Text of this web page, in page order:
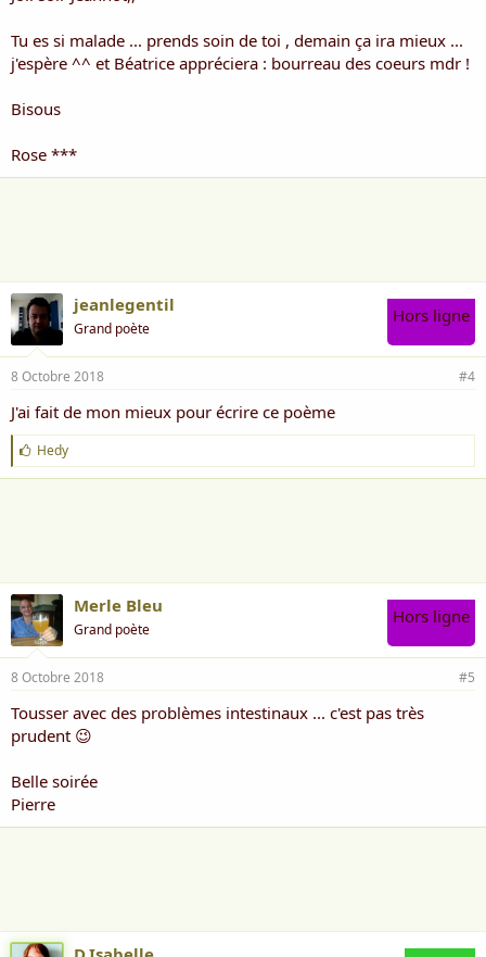
Tu es si malade ... prends soin de toi , demain ça ira mieux ...
j'espère ^^ et Béatrice appréciera : bourreau des coeurs mdr !
Bisous
Rose ***
jeanlegentil
Grand poète
Hors ligne
8 Octobre 2018 #4
J'ai fait de mon mieux pour écrire ce poème
J
'
a
Hedy
Merle Bleu
Grand poète
Hors ligne
8 Octobre 2018 #5
Tousser avec des problèmes intestinaux ... c'est pas très
prudent 😉
Belle soirée
Pierre